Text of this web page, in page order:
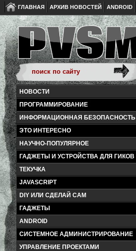
ГЛАВНАЯ АРХИВ НОВОСТЕЙ ANDROID
НОВОСТИ
ПРОГРАММИРОВАНИЕ
ИНФОРМАЦИОННАЯ БЕЗОПАСНОСТЬ
ЭТО ИНТЕРЕСНО
НАУЧНО-ПОПУЛЯРНОЕ
ГАДЖЕТЫ И УСТРОЙСТВА ДЛЯ ГИКОВ
ТЕКУЧКА
JAVASCRIPT
DIY ИЛИ СДЕЛАЙ САМ
ГАДЖЕТЫ
ANDROID
СИСТЕМНОЕ АДМИНИСТРИРОВАНИЕ
УПРАВЛЕНИЕ ПРОЕКТАМИ